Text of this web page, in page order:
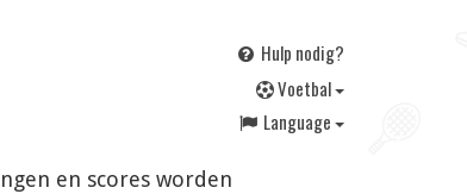
Hulp nodig?
Voetbal
Language
en scores worden